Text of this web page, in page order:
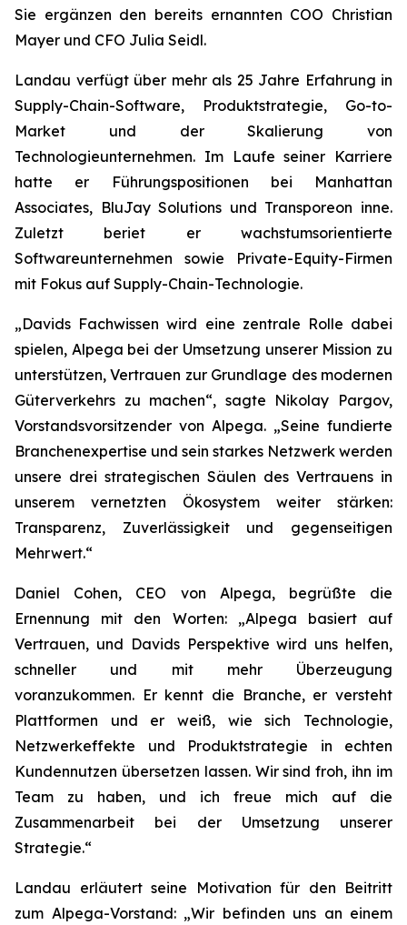
Sie ergänzen den bereits ernannten COO Christian
Mayer und CFO Julia Seidl.
Landau verfügt über mehr als 25 Jahre Erfahrung in
Supply-Chain-Software, Produktstrategie, Go-to-
Market und der Skalierung von
Technologieunternehmen. Im Laufe seiner Karriere
hatte er Führungspositionen bei Manhattan
Associates, BluJay Solutions und Transporeon inne.
Zuletzt beriet er wachstumsorientierte
Softwareunternehmen sowie Private-Equity-Firmen
mit Fokus auf Supply-Chain-Technologie.
„Davids Fachwissen wird eine zentrale Rolle dabei
spielen, Alpega bei der Umsetzung unserer Mission zu
unterstützen, Vertrauen zur Grundlage des modernen
Güterverkehrs zu machen“, sagte Nikolay Pargov,
Vorstandsvorsitzender von Alpega. „Seine fundierte
Branchenexpertise und sein starkes Netzwerk werden
unsere drei strategischen Säulen des Vertrauens in
unserem vernetzten Ökosystem weiter stärken:
Transparenz, Zuverlässigkeit und gegenseitigen
Mehrwert.“
Daniel Cohen, CEO von Alpega, begrüßte die
Ernennung mit den Worten: „Alpega basiert auf
Vertrauen, und Davids Perspektive wird uns helfen,
schneller und mit mehr Überzeugung
voranzukommen. Er kennt die Branche, er versteht
Plattformen und er weiß, wie sich Technologie,
Netzwerkeffekte und Produktstrategie in echten
Kundennutzen übersetzen lassen. Wir sind froh, ihn im
Team zu haben, und ich freue mich auf die
Zusammenarbeit bei der Umsetzung unserer
Strategie.“
Landau erläutert seine Motivation für den Beitritt
zum Alpega-Vorstand: „Wir befinden uns an einem